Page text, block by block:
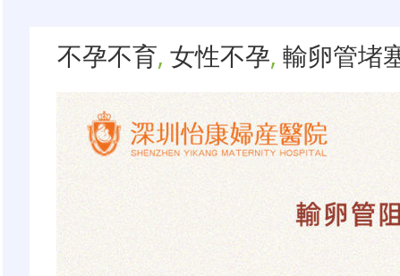
不孕不育, 女性不孕, 輸卵管堵